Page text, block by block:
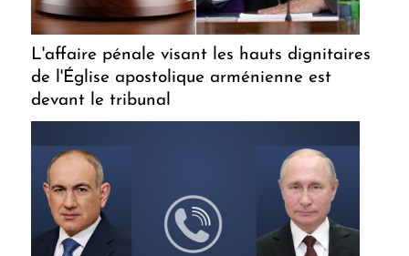
L'affaire pénale visant les hauts dignitaires
de l'Église apostolique arménienne est
devant le tribunal